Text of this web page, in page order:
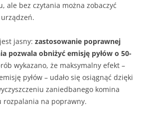
ale bez czytania można zobaczyć
jasny: zastosowanie poprawnej
pozwala obniżyć emisję pyłów o 50-
wykazano, że maksymalny efekt –
pyłów – udało się osiągnąć dzięki
zaniedbanego komina
rozpalania na poprawny.